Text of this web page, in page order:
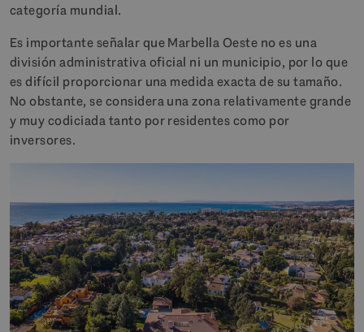
categoría mundial.
Es importante señalar que Marbella Oeste no es una
división administrativa oficial ni un municipio, por lo que
es difícil proporcionar una medida exacta de su tamaño.
No obstante, se considera una zona relativamente grande
y muy codiciada tanto por residentes como por
inversores.